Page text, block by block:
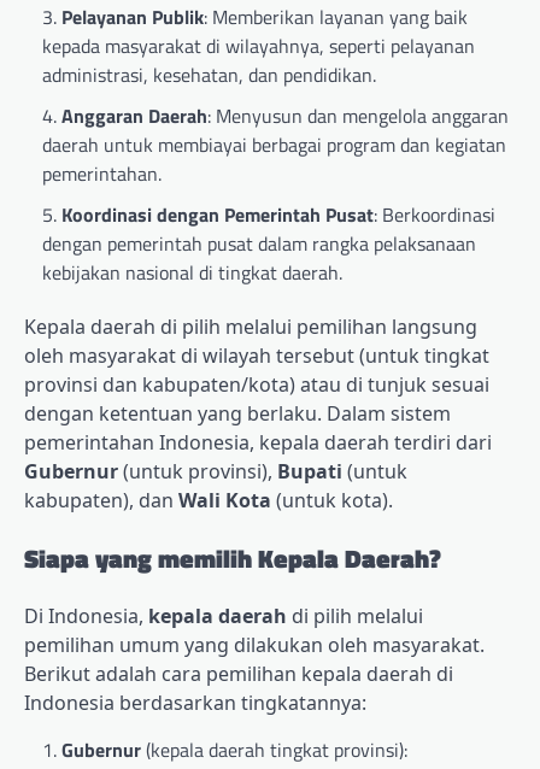
Pelayanan Publik: Memberikan layanan yang baik
kepada masyarakat di wilayahnya, seperti pelayanan
administrasi, kesehatan, dan pendidikan.
Anggaran Daerah: Menyusun dan mengelola anggaran
daerah untuk membiayai berbagai program dan kegiatan
pemerintahan.
Koordinasi dengan Pemerintah Pusat: Berkoordinasi
dengan pemerintah pusat dalam rangka pelaksanaan
kebijakan nasional di tingkat daerah.
Kepala daerah di pilih melalui pemilihan langsung
oleh masyarakat di wilayah tersebut (untuk tingkat
provinsi dan kabupaten/kota) atau di tunjuk sesuai
dengan ketentuan yang berlaku. Dalam sistem
pemerintahan Indonesia, kepala daerah terdiri dari
Gubernur(untuk provinsi), Bupati (untuk
kabupaten), dan Wali Kota (untuk kota).
Siapa yang memilih Kepala Daerah?
Di Indonesia, kepala daerah di pilih melalui
pemilihan umum yang dilakukan oleh masyarakat.
Berikut adalah cara pemilihan kepala daerah di
Indonesia berdasarkan tingkatannya:
Gubernur(kepala daerah tingkat provinsi):